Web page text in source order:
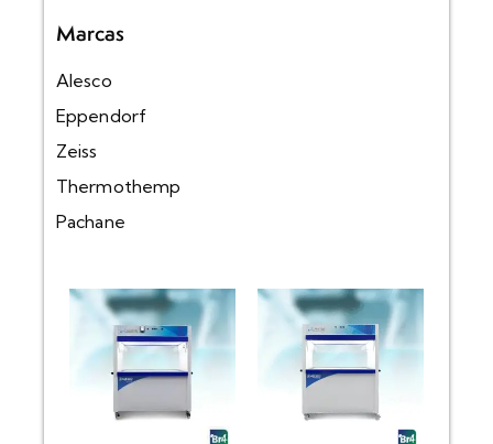
Marcas
Alesco
Eppendorf
Zeiss
Thermothemp
Pachane